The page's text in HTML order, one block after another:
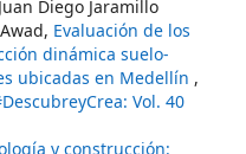
Diego Jaramillo
Evaluación de los
dinámica suelo-
ubicadas en Medellín ,
Vol. 40
y construcción: